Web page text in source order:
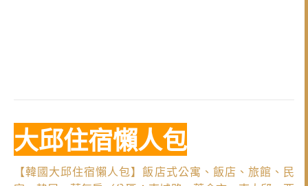
大邱住宿懶人包
【韓國大邱住宿懶人包】飯店式公寓、飯店、旅館、民